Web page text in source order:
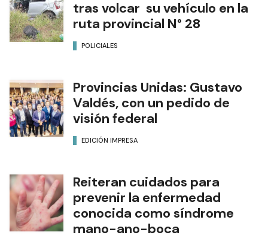
tras volcar su vehículo en la
ruta provincial N° 28
POLICIALES
Provincias Unidas: Gustavo
Valdés, con un pedido de
visión federal
EDICIÓN IMPRESA
Reiteran cuidados para
prevenir la enfermedad
conocida como síndrome
mano-ano-boca